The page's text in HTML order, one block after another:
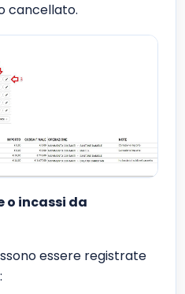
cancellato.
o incassi da
essere registrate